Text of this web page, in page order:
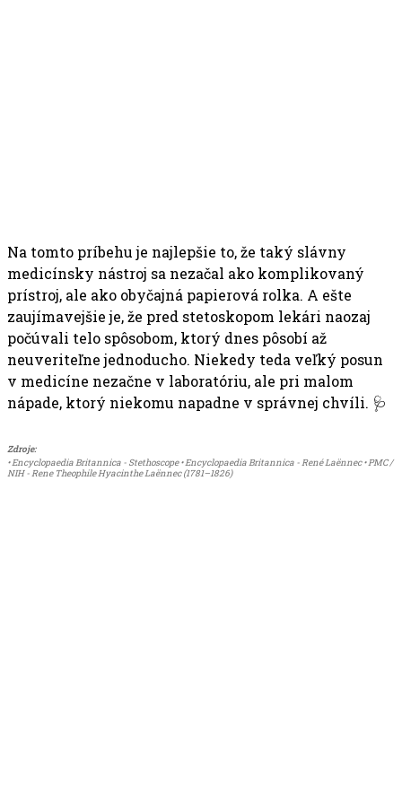
Na tomto príbehu je najlepšie to, že taký slávny
medicínsky nástroj sa nezačal ako komplikovaný
prístroj, ale ako obyčajná papierová rolka. A ešte
zaujímavejšie je, že pred stetoskopom lekári naozaj
počúvali telo spôsobom, ktorý dnes pôsobí až
neuveriteľne jednoducho. Niekedy teda veľký posun
v medicíne nezačne v laboratóriu, ale pri malom
nápade, ktorý niekomu napadne v správnej chvíli. 🩺
Zdroje:
• Encyclopaedia Britannica - Stethoscope • Encyclopaedia Britannica - René Laënnec • PMC /
NIH - Rene Theophile Hyacinthe Laënnec (1781–1826)